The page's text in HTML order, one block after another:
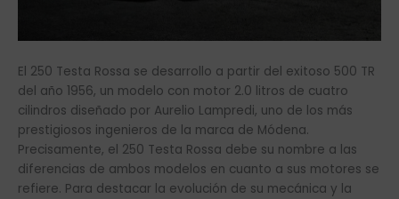
El 250 Testa Rossa se desarrollo a partir del exitoso 500 TR
del año 1956, un modelo con motor 2.0 litros de cuatro
cilindros diseñado por Aurelio Lampredi, uno de los más
prestigiosos ingenieros de la marca de Módena.
Precisamente, el 250 Testa Rossa debe su nombre a las
diferencias de ambos modelos en cuanto a sus motores se
refiere. Para destacar la evolución de su mecánica y la